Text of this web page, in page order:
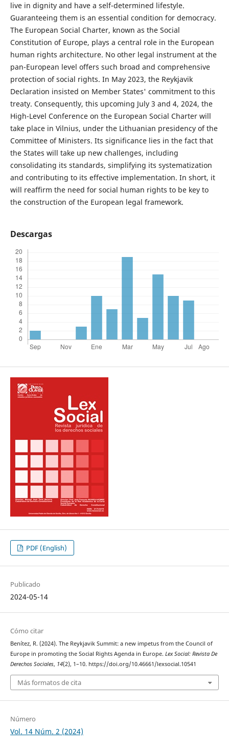
live in dignity and have a self-determined lifestyle.
Guaranteeing them is an essential condition for democracy.
The European Social Charter, known as the Social
Constitution of Europe, plays a central role in the European
human rights architecture. No other legal instrument at the
pan-European level offers such broad and comprehensive
protection of social rights. In May 2023, the Reykjavik
Declaration insisted on Member States' commitment to this
treaty. Consequently, this upcoming July 3 and 4, 2024, the
High-Level Conference on the European Social Charter will
take place in Vilnius, under the Lithuanian presidency of the
Committee of Ministers. Its significance lies in the fact that
the States will take up new challenges, including
consolidating its standards, simplifying its systematization
and contributing to its effective implementation. In short, it
will reaffirm the need for social human rights to be key to
the construction of the European legal framework.
Descargas
PDF (English)
Publicado
2024-05-14
Cómo citar
Benítez, R. (2024). The Reykjavik Summit: a new impetus from the Council of
Europe in promoting the Social Rights Agenda in Europe. Lex Social: Revista De
Derechos Sociales, 14(2), 1–10. https://doi.org/10.46661/lexsocial.10541
Más formatos de cita
Número
Vol. 14 Núm. 2 (2024)